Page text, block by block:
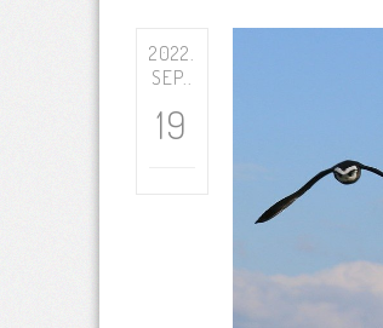
2022.
SEP..
19